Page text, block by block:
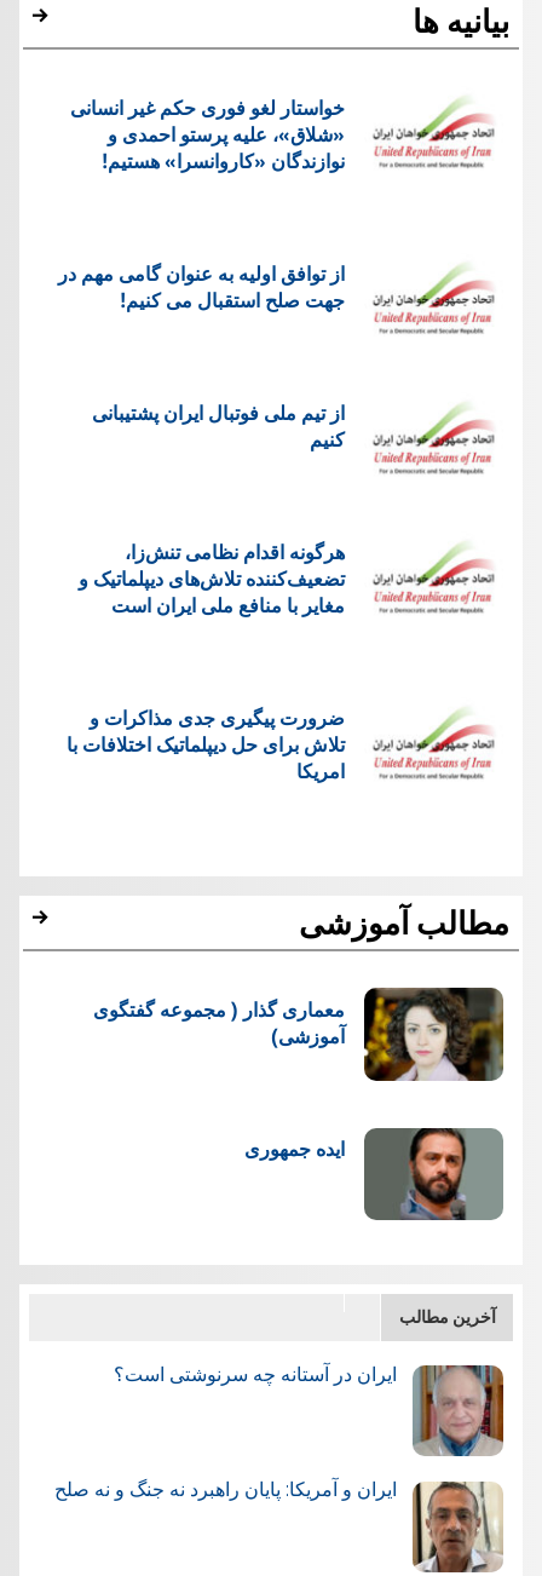
بیانیه ها
خواستار لغو فوری حکم غیر انسانی
«شلاق»، علیه پرستو احمدی و
نوازندگان «کاروانسرا» هستیم!
از توافق اولیه به عنوان گامی مهم در
جهت صلح استقبال می کنیم!
از تیم ملی فوتبال ایران پشتیبانی
کنیم
هرگونه اقدام نظامی تنش‌زا،
تضعیف‌کننده تلاش‌های دیپلماتیک و
مغایر با منافع ملی ایران است
ضرورت پیگیری جدی مذاکرات و
تلاش برای حل دیپلماتیک اختلافات با
امریکا
مطالب آموزشی
معماری گذار ( مجموعه گفتگوی
آموزشی)
ایده جمهوری
آخرین مطالب
ایران در آستانه چه سرنوشتی است؟
ایران و آمریکا: پایان راهبرد نه جنگ و نه صلح